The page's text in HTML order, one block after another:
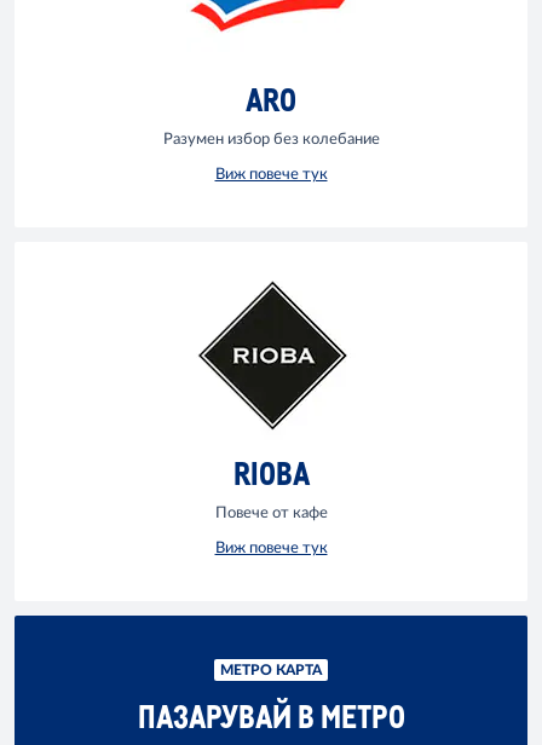
ARO
Разумен избор без колебание
Виж повече тук
RIOBA
Повече от кафе
Виж повече тук
МЕТРО КАРТА
ПАЗАРУВАЙ В МЕТРО